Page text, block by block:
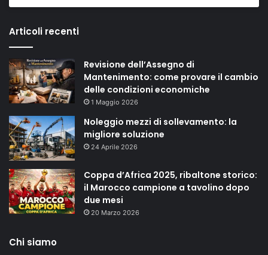
Articoli recenti
Revisione dell’Assegno di
Mantenimento: come provare il cambio
delle condizioni economiche
1 Maggio 2026
Noleggio mezzi di sollevamento: la
migliore soluzione
24 Aprile 2026
Coppa d’Africa 2025, ribaltone storico:
il Marocco campione a tavolino dopo
due mesi
20 Marzo 2026
Chi siamo